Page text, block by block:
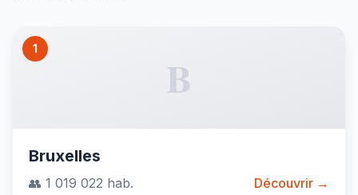
1
B
Bruxelles
👥 1 019 022 hab. Découvrir →